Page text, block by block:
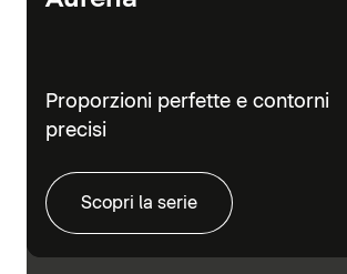
Proporzioni perfette e contorni
precisi
Scopri la serie